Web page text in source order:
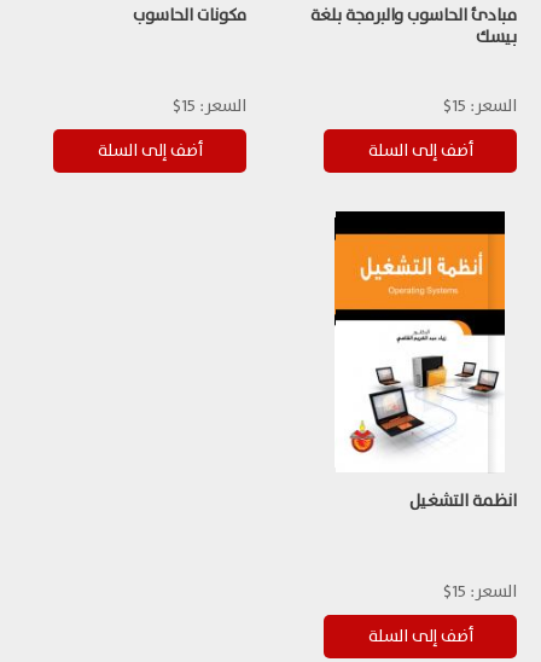
مبادئ الحاسوب والبرمجة بلغة
بيسك
السعر: 15$
مكونات الحاسوب
السعر: 15$
انظمة التشغيل
السعر: 15$